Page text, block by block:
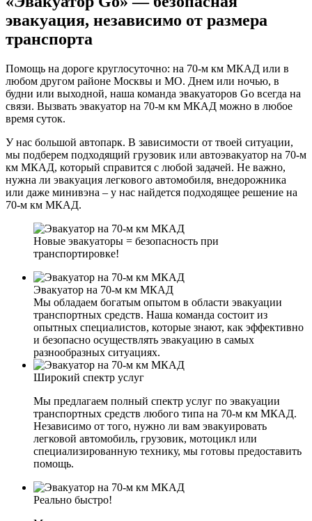
эвакуация, независимо от размера
транспорта
Помощь на дороге круглосуточно: на 70-м км МКАД или в
любом другом районе Москвы и МО. Днем или ночью, в
будни или выходной, наша команда эвакуаторов Go всегда на
связи. Вызвать эвакуатор на 70-м км МКАД можно в любое
время суток.
У нас большой автопарк. В зависимости от твоей ситуации,
мы подберем подходящий грузовик или автоэвакуатор на 70-м
км МКАД, который справится с любой задачей. Не важно,
нужна ли эвакуация легкового автомобиля, внедорожника
или даже минивэна – у нас найдется подходящее решение на
70-м км МКАД.
Новые эвакуаторы = безопасность при
транспортировке!
Эвакуатор на 70-м км МКАД
Мы обладаем богатым опытом в области эвакуации
транспортных средств. Наша команда состоит из
опытных специалистов, которые знают, как эффективно
и безопасно осуществлять эвакуацию в самых
разнообразных ситуациях.
Широкий спектр услуг
Мы предлагаем полный спектр услуг по эвакуации
транспортных средств любого типа на 70-м км МКАД.
Независимо от того, нужно ли вам эвакуировать
легковой автомобиль, грузовик, мотоцикл или
специализированную технику, мы готовы предоставить
помощь.
Реально быстро!